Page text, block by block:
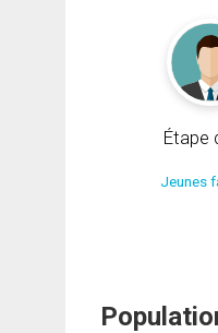
Étape
Jeunes